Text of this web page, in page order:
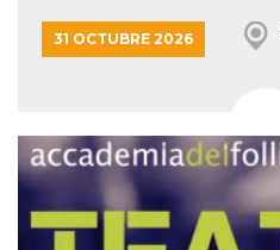
31 OCTUBRE 2026